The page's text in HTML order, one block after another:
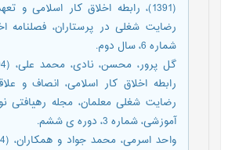
(1391)، رابطه اخلاق کار اسلامی و
رضایت شغلی در پرستاران، فصلنامه
شماره 6، سال دوم.
رابطه اخلاق کار اسلامی، انصاف و
رضایت شغلی معلمان، مجله رهیافتی
آموزشی، شماره 3، دوره ی ششم.